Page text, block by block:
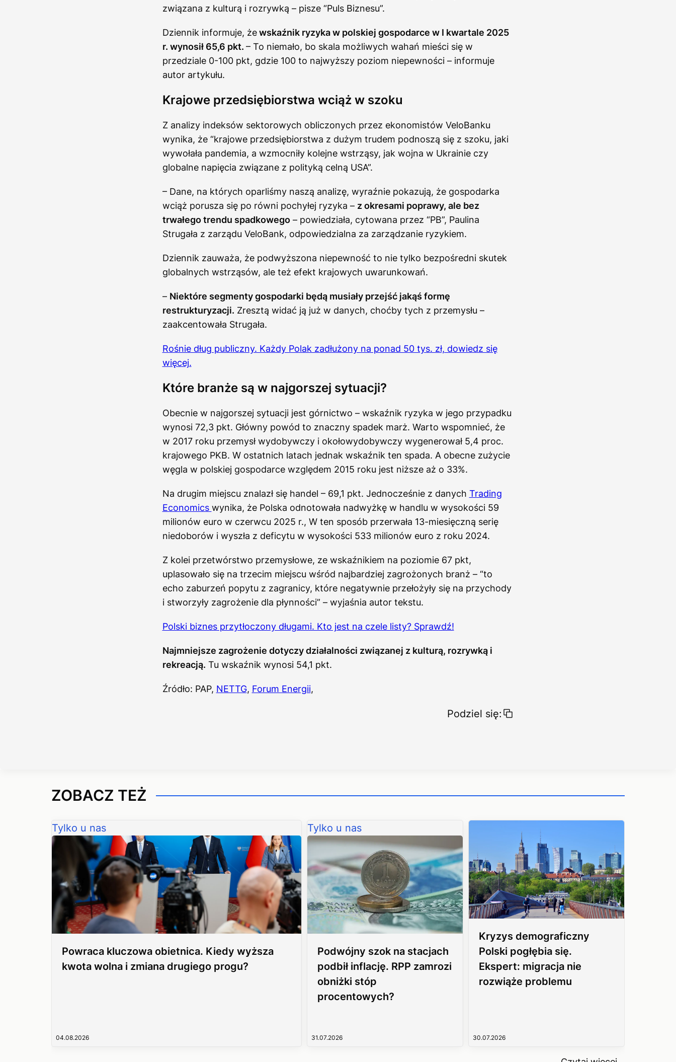
związana z kulturą i rozrywką – pisze “Puls Biznesu”.
Dziennik informuje, żewskaźnik ryzyka w polskiej gospodarce w I kwartale 2025
r. wynosił 65,6 pkt. – To niemało, bo skala możliwych wahań mieści się w
przedziale 0-100 pkt, gdzie 100 to najwyższy poziom niepewności – informuje
autor artykułu.
Krajowe przedsiębiorstwa wciąż w szoku
Z analizy indeksów sektorowych obliczonych przez ekonomistów VeloBanku
wynika, że “krajowe przedsiębiorstwa z dużym trudem podnoszą się z szoku, jaki
wywołała pandemia, a wzmocniły kolejne wstrząsy, jak wojna w Ukrainie czy
globalne napięcia związane z polityką celną USA”.
– Dane, na których oparliśmy naszą analizę, wyraźnie pokazują, że gospodarka
wciąż porusza się po równi pochyłej ryzyka – z okresami poprawy, ale bez
trwałego trendu spadkowego– powiedziała, cytowana przez “PB”, Paulina
Strugała z zarządu VeloBank, odpowiedzialna za zarządzanie ryzykiem.
Dziennik zauważa, że podwyższona niepewność to nie tylko bezpośredni skutek
globalnych wstrząsów, ale też efekt krajowych uwarunkowań.
– Niektóre segmenty gospodarki będą musiały przejść jakąś formę
restrukturyzacji. Zresztą widać ją już w danych, choćby tych z przemysłu –
zaakcentowała Strugała.
Rośnie dług publiczny. Każdy Polak zadłużony na ponad 50 tys. zł, dowiedz się
więcej.
Które branże są w najgorszej sytuacji?
Obecnie w najgorszej sytuacji jest górnictwo – wskaźnik ryzyka w jego przypadku
wynosi 72,3 pkt. Główny powód to znaczny spadek marż. Warto wspomnieć, że
w 2017 roku przemysł wydobywczy i okołowydobywczy wygenerował 5,4 proc.
krajowego PKB. W ostatnich latach jednak wskaźnik ten spada. A obecne zużycie
węgla w polskiej gospodarce względem 2015 roku jest niższe aż o 33%.
Na drugim miejscu znalazł się handel – 69,1 pkt. Jednocześnie z danych Trading
Economics wynika, że Polska odnotowała nadwyżkę w handlu w wysokości 59
milionów euro w czerwcu 2025 r., W ten sposób przerwała 13-miesięczną serię
niedoborów i wyszła z deficytu w wysokości 533 milionów euro z roku 2024.
Z kolei przetwórstwo przemysłowe, ze wskaźnikiem na poziomie 67 pkt,
uplasowało się na trzecim miejscu wśród najbardziej zagrożonych branż – “to
echo zaburzeń popytu z zagranicy, które negatywnie przełożyły się na przychody
i stworzyły zagrożenie dla płynności” – wyjaśnia autor tekstu.
Polski biznes przytłoczony długami. Kto jest na czele listy? Sprawdź!
Najmniejsze zagrożenie dotyczy działalności związanej z kulturą, rozrywką i
rekreacją. Tu wskaźnik wynosi 54,1 pkt.
Źródło: PAP, NETTG, Forum Energii,
Podziel się:
ZOBACZ TEŻ
Tylko u nas
Powraca kluczowa obietnica. Kiedy wyższa
kwota wolna i zmiana drugiego progu?
04.08.2026
Tylko u nas
Podwójny szok na stacjach
podbił inflację. RPP zamrozi
obniżki stóp
procentowych?
31.07.2026
Kryzys demograficzny
Polski pogłębia się.
Ekspert: migracja nie
rozwiąże problemu
30.07.2026